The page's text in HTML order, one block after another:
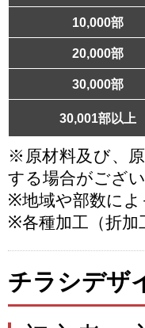
10,000部
20,000部
30,000部
30,001部以上
※原材料及び、
する場合がござい
※地域や部数に
※各種加工（折加
チラシデザ